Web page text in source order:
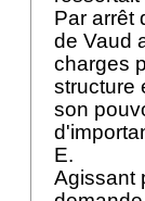
Par arrêt
de Vaud
charges
structure
son
E.
Agissant